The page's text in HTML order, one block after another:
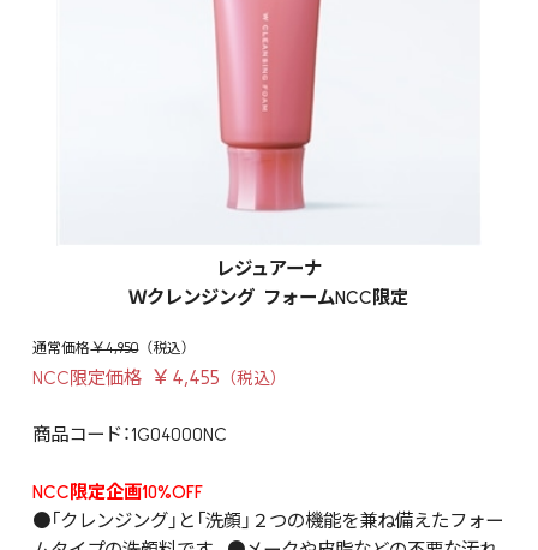
レジュアーナ
Ｗクレンジング フォームNCC限定
￥4,950
NCC限定価格 ￥4,455
商品コード：1G04000NC
NCC限定企画10%OFF
●「クレンジング」と「洗顔」２つの機能を兼ね備えたフォー